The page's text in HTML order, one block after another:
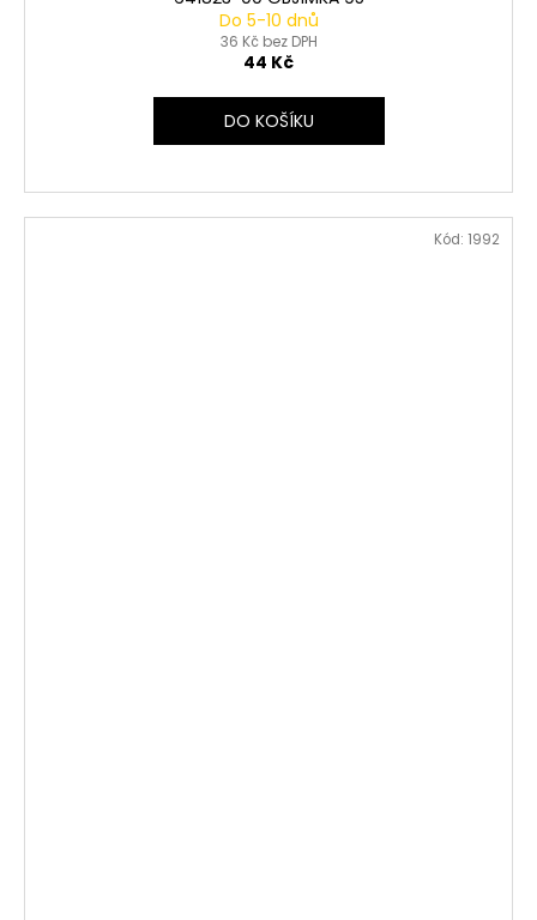
Do 5-10 dnů
36 Kč bez DPH
44 Kč
DO KOŠÍKU
Kód: 1992